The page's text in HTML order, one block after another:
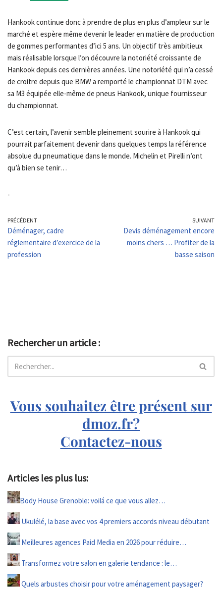
Hankook continue donc à prendre de plus en plus d’ampleur sur le
marché et espère même devenir le leader en matière de production
de gommes performantes d’ici 5 ans. Un objectif très ambitieux
mais réalisable lorsque l’on découvre la notoriété croissante de
Hankook depuis ces dernières années. Une notoriété qui n’a cessé
de croitre depuis que BMW a remporté le championnat DTM avec
sa M3 équipée elle-même de pneus Hankook, unique fournisseur
du championnat.
C’est certain, l’avenir semble pleinement sourire à Hankook qui
pourrait parfaitement devenir dans quelques temps la référence
absolue du pneumatique dans le monde. Michelin et Pirelli n’ont
qu’à bien se tenir…
-
PRÉCÉDENT
Déménager, cadre
réglementaire d’exercice de la
profession
SUIVANT
Devis déménagement encore
moins chers … Profiter de la
basse saison
Rechercher un article :
Vous souhaitez être présent sur
dmoz.fr?
Contactez-nous
Articles les plus lus:
Body House Grenoble: voilá ce que vous allez…
Ukulélé, la base avec vos 4 premiers accords niveau débutant
Meilleures agences Paid Media en 2026 pour réduire…
Transformez votre salon en galerie tendance : le…
Quels arbustes choisir pour votre aménagement paysager?